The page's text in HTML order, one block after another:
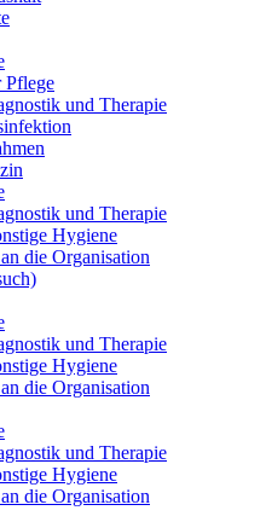
Pflege
und Therapie
und Therapie
Hygiene
die Organisation
und Therapie
Hygiene
die Organisation
und Therapie
Hygiene
die Organisation